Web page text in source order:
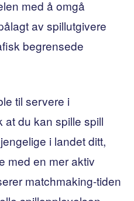
med å omgå
av spillutgivere
begrensede
til servere i
at du kan spille spill
i landet ditt,
med en mer aktiv
matchmaking-tiden